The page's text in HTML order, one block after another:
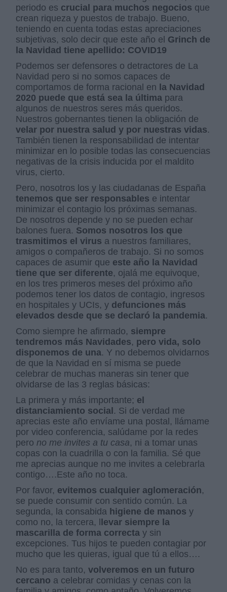
periodo es crucial para muchos negocios que
crean riqueza y puestos de trabajo. Bueno,
teniendo en cuenta todas estas apreciaciones
subjetivas, solo decir que este año el Grinch de
la Navidad tiene apellido: COVID19
Podemos ser defensores o detractores de La
Navidad pero si no somos capaces de
comportamos de forma racional en la Navidad
2020 puede que está sea la última para
algunos de nuestros seres más queridos.
Nuestros gobernantes tienen la obligación de
velar por nuestra salud y por nuestras vidas.
También tienen la responsabilidad de intentar
minimizar en lo posible todas las consecuencias
negativas de la crisis inducida por el maldito
virus, cierto.
Pero, nosotros los y las ciudadanas de España
tenemos que ser responsables e intentar
minimizar el contagio los próximas semanas.
De nosotros depende y no se pueden echar
balones fuera. Somos nosotros los que
trasmitimos el virus a nuestros familiares,
amigos o compañeros de trabajo. Si no somos
capaces de asumir que este año la Navidad
tiene que ser diferente, ojalá me equivoque,
en los tres primeros meses del próximo año
podemos tener los datos de contagio, ingresos
en hospitales y UCIs, y defunciones más
elevados desde que se declaró la pandemia.
Como siempre he afirmado, siempre
tendremos más Navidades, pero vida, solo
disponemos de una. Y no debemos olvidarnos
de que la Navidad en sí misma se puede
celebrar de muchas maneras sin tener que
olvidarse de las 3 reglas básicas:
La primera y más importante; el
distanciamiento social. Si de verdad me
aprecias este año envíame una postal, llámame
por video conferencia, salúdame por la redes
pero no me invites a tu casa, ni a tomar unas
copas con la cuadrilla o con la familia. Sé que
me aprecias aunque no me invites a celebrarla
contigo….Este año no toca.
Por favor, evitemos cualquier aglomeración,
se puede consumir con sentido común. La
segunda, la consabida higiene de manos y
como no, la tercera, llevar siempre la
mascarilla de forma correcta y sin
excepciones. Tus hijos te pueden contagiar por
mucho que les quieras, igual que tú a ellos….
No es para tanto,volveremos en un futuro
cercano a celebrar comidas y cenas con la